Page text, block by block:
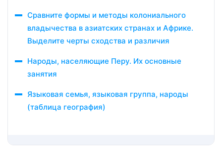
Сравните формы и методы колониального
владычества в азиатских странах и Африке.
Выделите черты сходства и различия
Народы, населяющие Перу. Их основные
занятия
Языковая семья, языковая группа, народы
(таблица география)